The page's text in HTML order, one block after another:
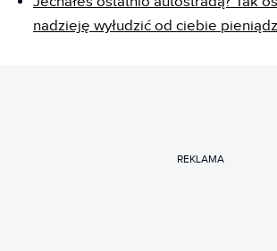
nadzieję wyłudzić od ciebie
REKLAMA